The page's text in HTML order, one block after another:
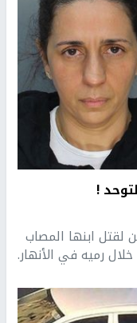
!
لقتل ابنها المصاب
9 أعوام ، من خلال رميه في الأنهار.